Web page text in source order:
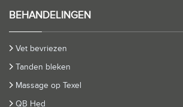
BEHANDELINGEN
Vet bevriezen
Tanden bleken
Massage op Texel
QB Hed